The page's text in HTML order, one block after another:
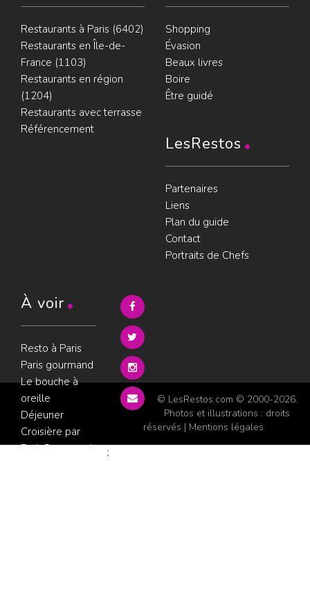
Restaurants à Paris (6402)
Restaurants en Île-de-
France (1103)
Restaurants en région
(1204)
Restaurants avec terrasse
Référencement
Shopping
Évasion
Beaux livres
Boire
Être guidé
LesRestos
Partenaires
Liens
Plan du guide
Contact
Portraits de Chefs
À voir
Resto à Paris
Paris gourmand
Le bouche à
oreille
Déjeuner
Croisière par
ParisGourmand
© LesRestos.com © 2000-2026.
Photos et illustrations : droits
réservés | Mentions légales
;